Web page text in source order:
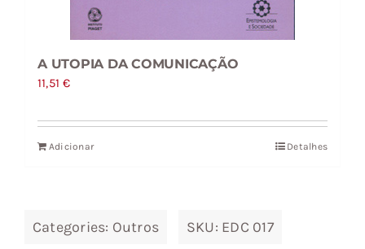
A UTOPIA DA COMUNICAÇÃO
11,51€
Adicionar Detalhes
Categories: Outros SKU: EDC 017